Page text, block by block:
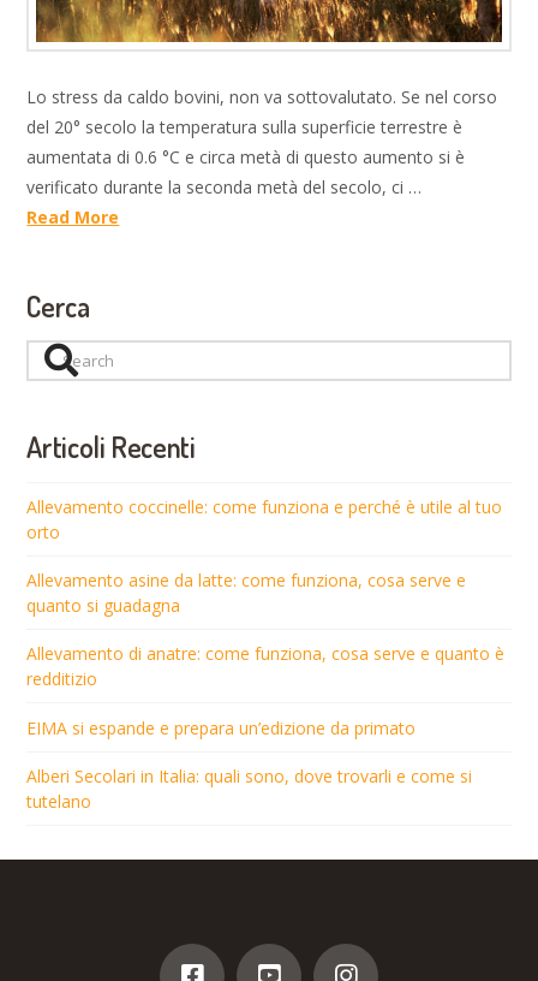
Lo stress da caldo bovini, non va sottovalutato. Se nel corso
del 20° secolo la temperatura sulla superficie terrestre è
aumentata di 0.6 °C e circa metà di questo aumento si è
verificato durante la seconda metà del secolo, ci …
Read More
Cerca
Search
Articoli Recenti
Allevamento coccinelle: come funziona e perché è utile al tuo
orto
Allevamento asine da latte: come funziona, cosa serve e
quanto si guadagna
Allevamento di anatre: come funziona, cosa serve e quanto è
redditizio
EIMA si espande e prepara un’edizione da primato
Alberi Secolari in Italia: quali sono, dove trovarli e come si
tutelano